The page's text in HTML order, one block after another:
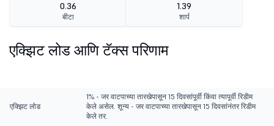
0.36
बीटा
1.39
शार्प
एक्झिट लोड आणि टॅक्स परिणाम
एक्झिट लोड
1% - जर वाटपाच्या तारखेपासून 15 दिवसांपूर्वी किंवा त्यापूर्वी रिडीम
केले असेल. शून्य - जर वाटपाच्या तारखेपासून 15 दिवसांनंतर रिडीम
केले तर.